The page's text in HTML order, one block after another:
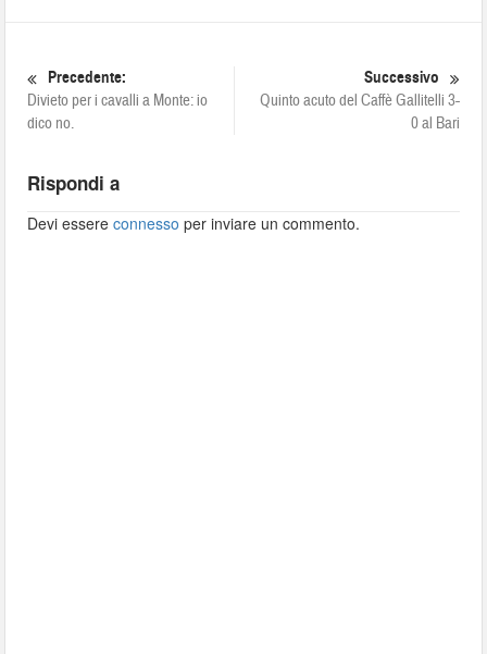
Precedente:
Divieto per i cavalli a Monte: io
dico no.
Successivo
Quinto acuto del Caffè Gallitelli 3-
0 al Bari
Rispondi a
Devi essereconnesso per inviare un commento.